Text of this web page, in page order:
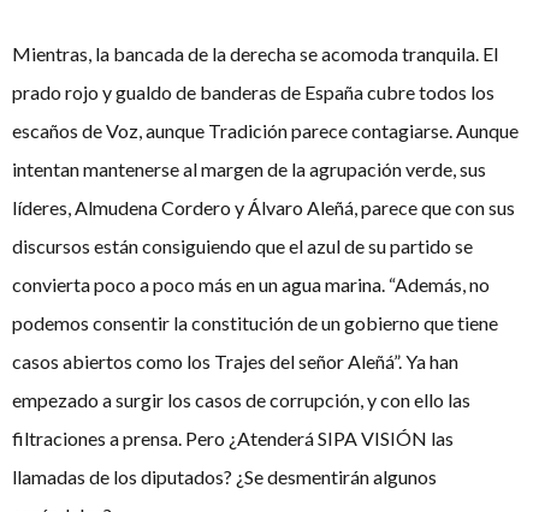
Mientras, la bancada de la derecha se acomoda tranquila. El
prado rojo y gualdo de banderas de España cubre todos los
escaños de Voz, aunque Tradición parece contagiarse. Aunque
intentan mantenerse al margen de la agrupación verde, sus
líderes, Almudena Cordero y Álvaro Aleñá, parece que con sus
discursos están consiguiendo que el azul de su partido se
convierta poco a poco más en un agua marina. “Además, no
podemos consentir la constitución de un gobierno que tiene
casos abiertos como los Trajes del señor Aleñá”. Ya han
empezado a surgir los casos de corrupción, y con ello las
filtraciones a prensa. Pero ¿Atenderá SIPA VISIÓN las
llamadas de los diputados? ¿Se desmentirán algunos